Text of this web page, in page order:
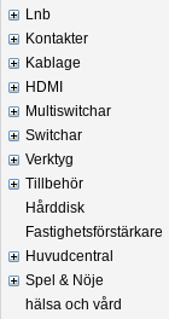
Lnb
Kontakter
Kablage
HDMI
Multiswitchar
Switchar
Verktyg
Tillbehör
Hårddisk
Fastighetsförstärkare
Huvudcentral
Spel & Nöje
hälsa och vård